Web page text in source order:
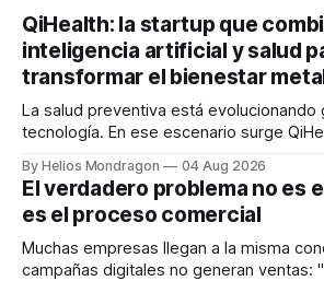
QiHealth: la startup que
inteligencia artificial y salud
transformar el bienestar
La salud preventiva está evolucionando
tecnología. En ese escenario surge
dispositivos inteligentes, inteligencia
en tiempo real para ayudar a las
decisiones sobre su salud metabólica.
responder
By Helios Mondragon 04 Aug 2026
El verdadero problema no es
es el proceso comercial
Muchas empresas llegan a la misma
campañas digitales no generan ventas: